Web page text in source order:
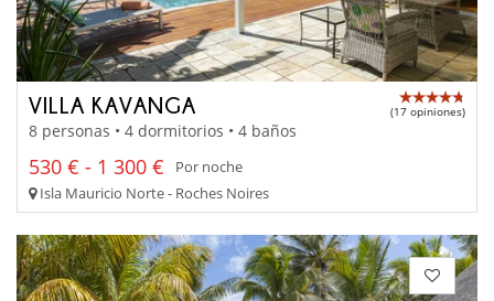
VILLA KAVANGA (17 opiniones)
8 personas • 4 dormitorios • 4 baños
530 € - 1 300 €
Por noche
Isla Mauricio Norte - Roches Noires